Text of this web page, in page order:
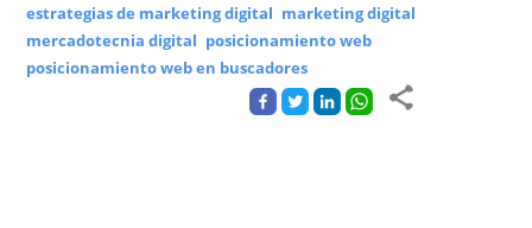
estrategias de marketing digital marketing digital
mercadotecnia digital posicionamiento web
posicionamiento web en buscadores